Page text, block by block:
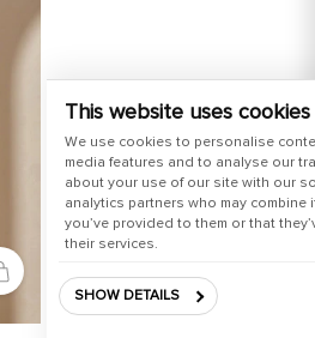
This website uses cookies
We use cookies to personalise
media features and to analyse our
about your use of our site with our
analytics partners who may
you’ve provided to them or that
their services.
SHOW DETAILS